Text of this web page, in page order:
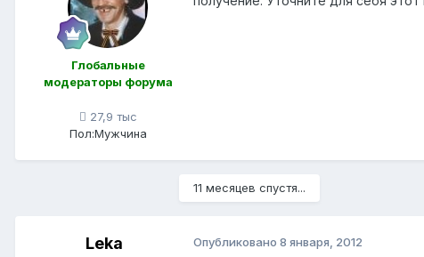
Глобальные
модераторы форума
27,9 тыс
Пол:Мужчина
11 месяцев спустя...
Leka Опубликовано 8 января, 2012